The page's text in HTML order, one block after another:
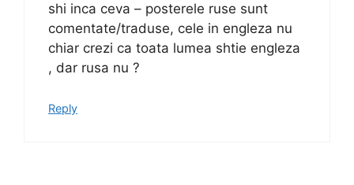
shi inca ceva – posterele ruse sunt
comentate/traduse, cele in engleza nu
chiar crezi ca toata lumea shtie engleza
, dar rusa nu ?
Reply